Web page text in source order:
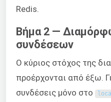
Redis.
Βήμα 2 —
συνδέσεων
Ο κύριος στόχος της
προέρχονται από έξω.
συνδέσεις μόνο στο